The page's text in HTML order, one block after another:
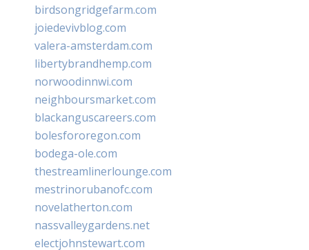
birdsongridgefarm.com
joiedevivblog.com
valera-amsterdam.com
libertybrandhemp.com
norwoodinnwi.com
neighboursmarket.com
blackanguscareers.com
bolesfororegon.com
bodega-ole.com
thestreamlinerlounge.com
mestrinorubanofc.com
novelatherton.com
nassvalleygardens.net
electjohnstewart.com